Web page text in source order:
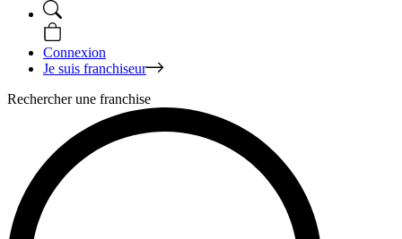
Connexion
Je suis franchiseur
Rechercher une franchise